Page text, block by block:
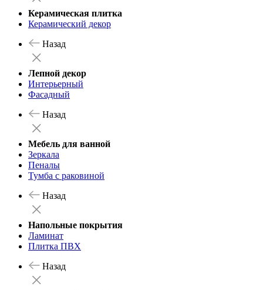
Керамическая плитка
Керамический декор
Назад
Лепной декор
Интерьерный
Фасадный
Назад
Мебель для ванной
Зеркала
Пеналы
Тумба с раковиной
Назад
Напольные покрытия
Ламинат
Плитка ПВХ
Назад